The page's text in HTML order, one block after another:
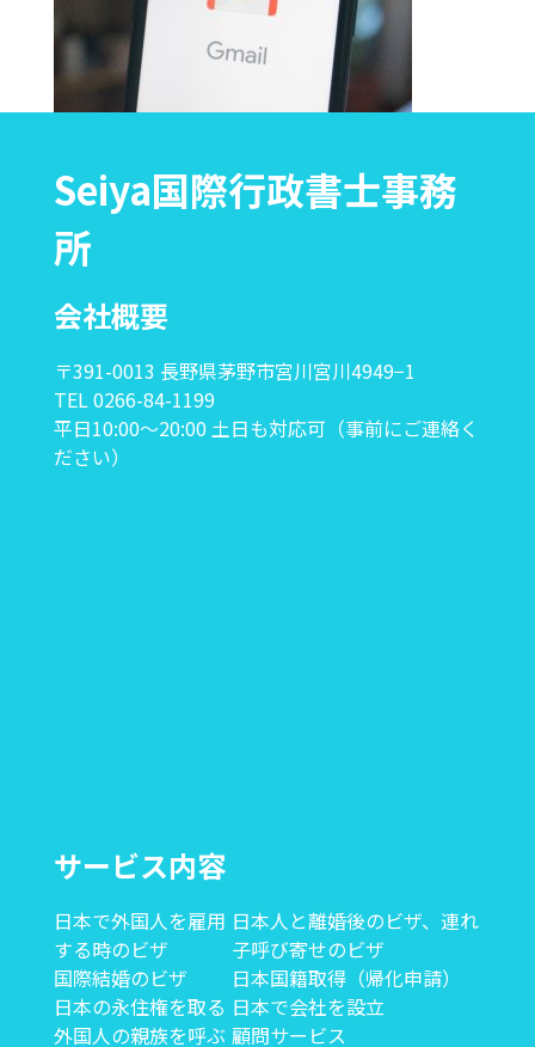
Seiya国際行政書士事務
所
会社概要
〒391-0013 長野県茅野市宮川宮川4949−1
TEL 0266-84-1199
平日10:00〜20:00 土日も対応可（事前にご連絡く
ださい）
サービス内容
日本で外国人を雇用
する時のビザ
国際結婚のビザ
日本の永住権を取る
外国人の親族を呼ぶ
日本人と離婚後のビザ、連れ
子呼び寄せのビザ
日本国籍取得（帰化申請）
日本で会社を設立
顧問サービス